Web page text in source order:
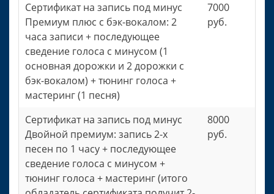
Сертификат на запись под минус
Премиум плюс с бэк-вокалом: 2
часа записи + последующее
сведение голоса с минусом (1
основная дорожки и 2 дорожки с
бэк-вокалом) + тюнинг голоса +
мастеринг (1 песня)
7000
руб.
Сертификат на запись под минус
Двойной премиум: запись 2-х
песен по 1 часу + последующее
сведение голоса с минусом +
тюнинг голоса + мастеринг (итого
8000
руб.